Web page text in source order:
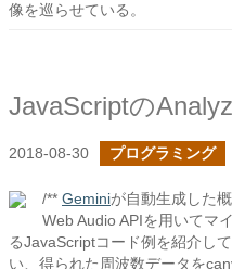
像を巡らせている。
2018-08-30 プログラミング
/** Geminiが自動生成した
Web Audio APIを用いてマ
るJavaScriptコード例を紹介し
い、得られた周波数データを